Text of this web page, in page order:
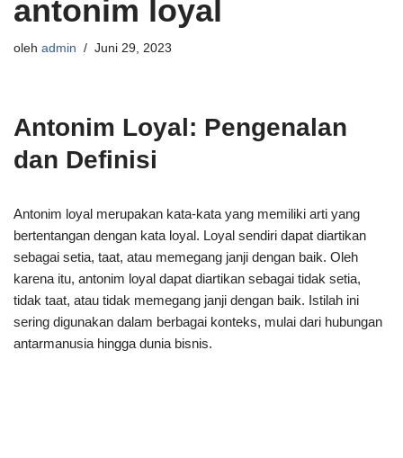
antonim loyal
oleh admin Juni 29, 2023
Antonim Loyal: Pengenalan
dan Definisi
Antonim loyal merupakan kata-kata yang memiliki arti yang
bertentangan dengan kata loyal. Loyal sendiri dapat diartikan
sebagai setia, taat, atau memegang janji dengan baik. Oleh
karena itu, antonim loyal dapat diartikan sebagai tidak setia,
tidak taat, atau tidak memegang janji dengan baik. Istilah ini
sering digunakan dalam berbagai konteks, mulai dari hubungan
antarmanusia hingga dunia bisnis.